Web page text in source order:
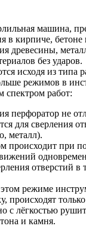
машина,
в кирпиче,
древесины,
без ударов.
исходя из типа
режимов в
спектром работ:
перфоратор не
для сверления
металл).
происходит при
отверстий в
режиме
происходят
с лёгкостью
и камня.